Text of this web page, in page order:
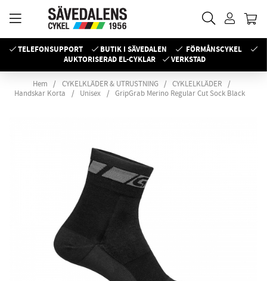
TELEFONSUPPORT BUTIK I SÄVEDALEN
FÖRMÅNSCYKEL
AUKTORISERAD EL-CYKLAR
VERKSTAD
Hem CYKELKLÄDER & UTRUSTNING
CYKLELKLÄDER
Handskar Korta
Unisex GripGrab Merino Regular Cut Sock Black